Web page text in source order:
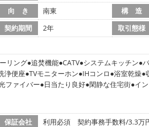
向 き 南東 構 造
契約期間 2年 取引態様
リング 追焚機能 CATV システムキッチン
浄便座 TVモニターホン IHコンロ 浴室乾燥
ファイバー 日当たり良好 閑静な住宅街 イ
保証会社
利用必須 契約事務手数料/3.3万